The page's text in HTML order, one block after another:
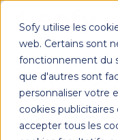
Sofy utilise les
web. Certains sont
fonctionnement du
que d'autres sont
personnaliser votre
cookies publicitaires
accepter tous les
Pourquoi
sont le
pour
parcours